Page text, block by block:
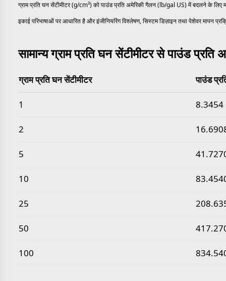
ग्राम प्रति घन सेंटीमीटर (g/cm³) को पाउंड प्रति अमेरिकी गैलन (lb/gal US) में बदलने के
इकाई परिभाषाओं पर आधारित है और इंजीनियरिंग विश्लेषण, सिस्टम डिज़ाइन तथा पेशेवर मापन
सामान्य ग्राम प्रति घन सेंटीमीटर से पाउंड प्रति
सामान्य ग्राम प्रति घन सेंटीमीटर से पाउंड प्रति अमेरिकी गैलन मान
ग्राम प्रति घन सेंटीमीटर पाउंड
1 8.3454
2
5
10
25
50
100